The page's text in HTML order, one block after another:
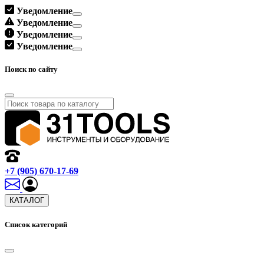
Уведомление
Уведомление
Уведомление
Уведомление
Поиск по сайту
+7 (905) 670-17-69
КАТАЛОГ
Список категорий